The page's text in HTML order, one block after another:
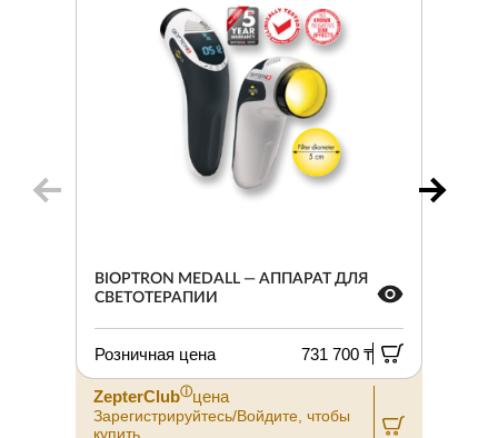
BIOPTRON MEDALL — АППАРАТ ДЛЯ
СВЕТОТЕРАПИИ
Розничная цена 731 700 ₸
ZepterClubⓘцена
Зарегистрируйтесь/Войдите, чтобы
купить